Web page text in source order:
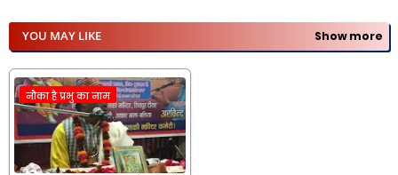
YOU MAY LIKE Show more
नौका है प्रभु का नाम